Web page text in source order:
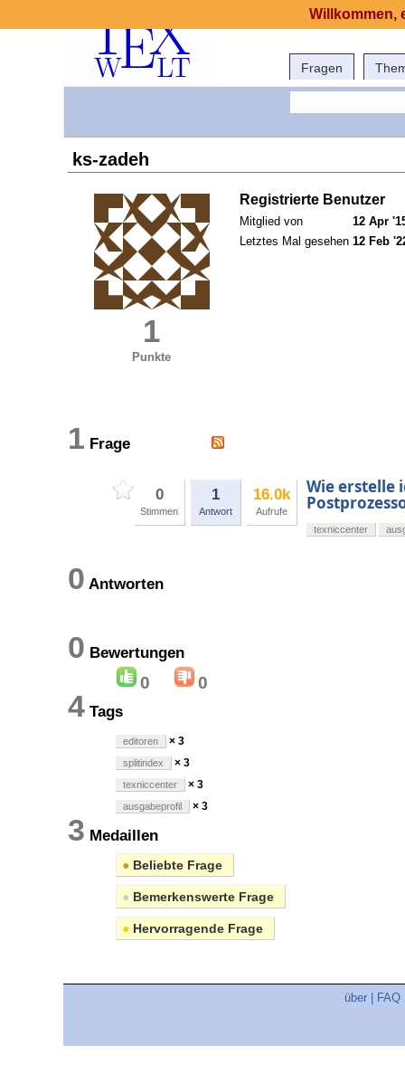
Fragen
ks-zadeh
1
Punkte
Registrierte Benutzer
Mitglied von
12 Apr
Letztes Mal gesehen 12 Feb
1 Frage
0
Stimmen
1
Antwort
16.0k
Aufrufe
Wie erstelle
texniccenter
0 Antworten
0 Bewertungen
0 0
4 Tags
editoren × 3
splitindex × 3
texniccenter × 3
ausgabeprofil × 3
3 Medaillen
● Beliebte Frage
● Bemerkenswerte Frage
● Hervorragende Frage
über FAQ
Willkommen,